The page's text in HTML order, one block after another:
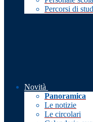
Percorsi di
Novità
Panoramica
Le notizie
Le circolari